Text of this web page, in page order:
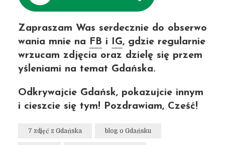
Zapraszam Was serdecznie do obserwo
wania mnie na FB i IG, gdzie regularnie
wrzucam zdjęcia oraz dzielę się przem
yśleniami na temat Gdańska.
Odkrywajcie Gdańsk, pokazujcie innym
i cieszcie się tym! Pozdrawiam, Cześć!
7 zdjęć z Gdańska blog o Gdańsku